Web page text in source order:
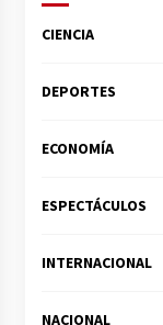
CIENCIA
DEPORTES
ECONOMÍA
ESPECTÁCULOS
INTERNACIONAL
NACIONAL